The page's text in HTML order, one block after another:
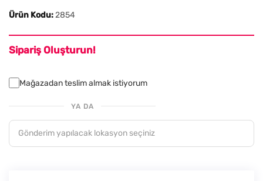
Ürün Kodu:2854
Sipariş Oluşturun!
Mağazadan teslim almak istiyorum
YA DA